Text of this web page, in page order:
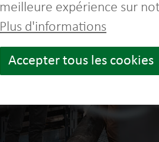
meilleure expérience sur
Plus d'informations
Accepter tous les cookies